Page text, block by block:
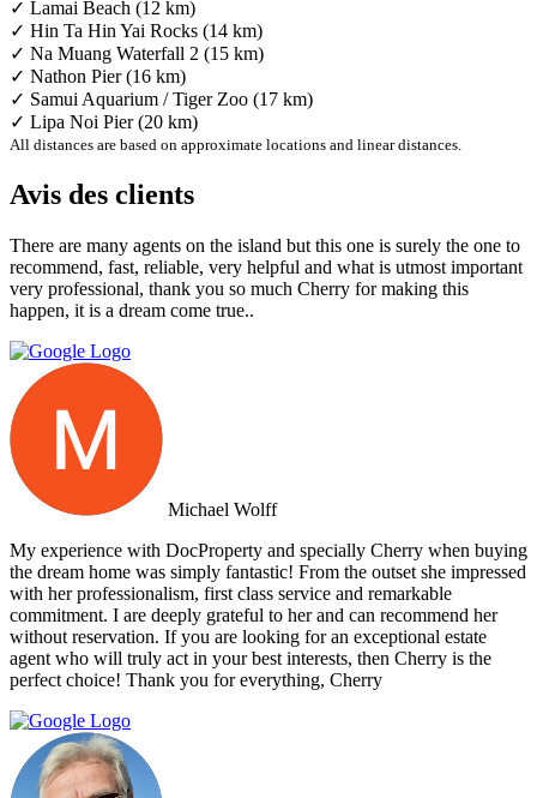
✓ Lamai Beach (12 km)
✓ Hin Ta Hin Yai Rocks (14 km)
✓ Na Muang Waterfall 2 (15 km)
✓ Nathon Pier (16 km)
✓ Samui Aquarium / Tiger Zoo (17 km)
✓ Lipa Noi Pier (20 km)
All distances are based on approximate locations and linear distances.
Avis des clients
There are many agents on the island but this one is surely the one to
recommend, fast, reliable, very helpful and what is utmost important
very professional, thank you so much Cherry for making this
happen, it is a dream come true..
Michael Wolff
My experience with DocProperty and specially Cherry when buying
the dream home was simply fantastic! From the outset she impressed
with her professionalism, first class service and remarkable
commitment. I are deeply grateful to her and can recommend her
without reservation. If you are looking for an exceptional estate
agent who will truly act in your best interests, then Cherry is the
perfect choice! Thank you for everything, Cherry